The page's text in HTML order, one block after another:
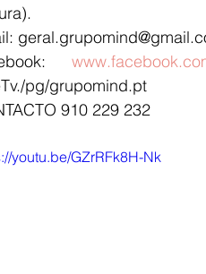
pg/grupomind.pt
910 229 232
youtu.be/GZrRFk8H-Nk